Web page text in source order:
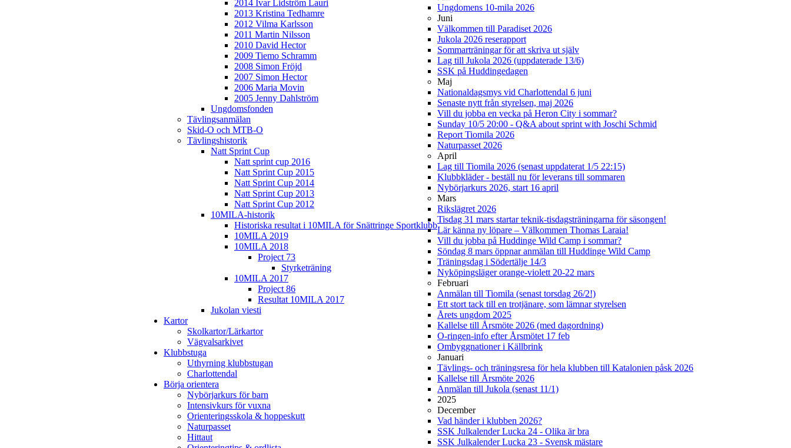
2014 Ivar Lidström Lauri
2013 Kristina Tedhamre
2012 Vilma Karlsson
2011 Martin Nilsson
2010 David Hector
2009 Tiemo Schramm
2008 Simon Fröjd
2007 Simon Hector
2006 Maria Movin
2005 Jenny Dahlström
Ungdomsfonden
Tävlingsanmälan
Skid-O och MTB-O
Tävlingshistorik
Natt Sprint Cup
Natt sprint cup 2016
Natt Sprint Cup 2015
Natt Sprint Cup 2014
Natt Sprint Cup 2013
Natt Sprint Cup 2012
10MILA-historik
Historiska resultat i 10MILA för Snättringe Sportklubb
10MILA 2019
10MILA 2018
Project 73
Styrketräning
10MILA 2017
Project 86
Resultat 10MILA 2017
Jukolan viesti
Kartor
Skolkartor/Lärkartor
Vägvalsarkivet
Klubbstuga
Uthyrning klubbstugan
Charlottendal
Börja orientera
Nybörjarkurs för barn
Intensivkurs för vuxna
Orienteringsskola & hoppeskutt
Naturpasset
Hittaut
Ungdomens 10-mila 2026
Juni
Välkommen till Paradiset 2026
Jukola 2026 reserapport
Sommarträningar för att skriva ut själv
Lag till Jukola 2026 (uppdaterade 13/6)
SSK på Huddingedagen
Maj
Nationaldagsmys vid Charlottendal 6 juni
Senaste nytt från styrelsen, maj 2026
Vill du jobba en vecka på Heron City i sommar?
Sunday 10/5 20:00 - Q&A about sprint with Joschi Schmid
Report Tiomila 2026
Naturpasset 2026
April
Lag till Tiomila 2026 (senast uppdaterat 1/5 22:15)
Klubbkläder - beställ nu för leverans till sommaren
Nybörjarkurs 2026, start 16 april
Mars
Rikslägret 2026
Tisdag 31 mars startar teknik-tisdagsträningarna för säsongen!
Lär känna ny löpare – Välkommen Thomas Laraia!
Vill du jobba på Huddinge Wild Camp i sommar?
Söndag 8 mars öppnar anmälan till Huddinge Wild Camp
Träningsdag i Södertälje 14/3
Nyköpingsläger orange-violett 20-22 mars
Februari
Anmälan till Tiomila (senast torsdag 26/2!)
Ett stort tack till en trotjänare, som lämnar styrelsen
Årets ungdom 2025
Kallelse till Årsmöte 2026 (med dagordning)
O-ringen-info efter Årsmötet 17 feb
Ombyggnationer i Källbrink
Januari
Tävlings- och träningsresa för hela klubben till Katalonien påsk 2026
Kallelse till Årsmöte 2026
Anmälan till Jukola (senast 11/1)
2025
December
Vad händer i klubben 2026?
SSK Julkalender Lucka 24 - Olika är bra
SSK Julkalender Lucka 23 - Svensk mästare